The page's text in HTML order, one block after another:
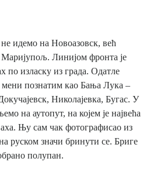
идемо на Новоазовск, већ
Линијом фронта је
по изласку из града. Одатле
познатим као Бања Лука –
Николајевка, Бугас. У
на аутопут, на којем је највећа
Њу сам чак фотографисао из
руском значи бринути се. Бриге
полупан.